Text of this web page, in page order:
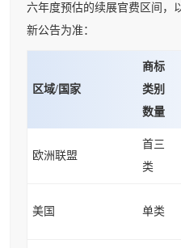
六年度预估的续展官费区间，
新公告为准：
区域/国家
商标
类别
数量
欧洲联盟
首三
类
美国 单类